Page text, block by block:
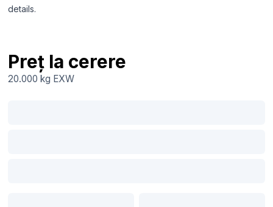
details.
Preț la cerere
20.000 kg EXW